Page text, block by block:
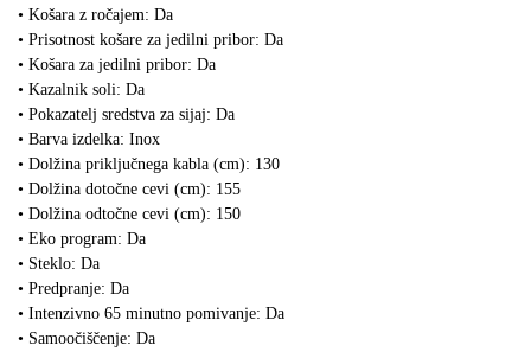
• Košara z ročajem: Da
• Prisotnost košare za jedilni pribor: Da
• Košara za jedilni pribor: Da
• Kazalnik soli: Da
• Pokazatelj sredstva za sijaj: Da
• Barva izdelka: Inox
• Dolžina priključnega kabla (cm): 130
• Dolžina dotočne cevi (cm): 155
• Dolžina odtočne cevi (cm): 150
• Eko program: Da
• Steklo: Da
• Predpranje: Da
• Intenzivno 65 minutno pomivanje: Da
• Samoočiščenje: Da